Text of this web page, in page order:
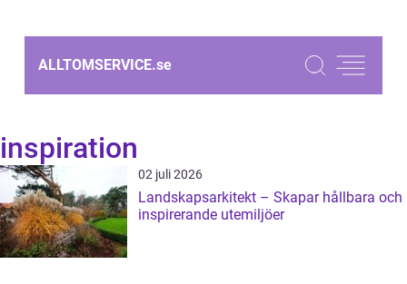
ALLTOMSERVICE.se
inspiration
02 juli 2026
Landskapsarkitekt – Skapar hållbara och
inspirerande utemiljöer